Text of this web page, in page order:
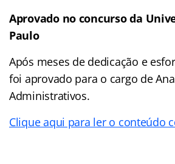
Aprovado no concurso da
Paulo
Após meses de dedicação e
foi aprovado para o cargo de
Administrativos.
Clique aqui para ler o conteúdo